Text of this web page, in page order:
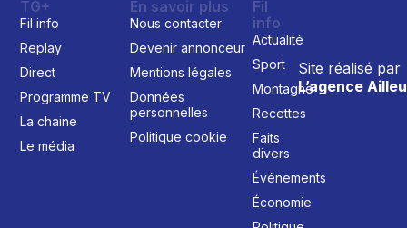
Site réalisé par
L’agence
TG+
Fil info
Replay
Direct
Programme TV
La chaine
Le média
En savoir plus
Nous contacter
Devenir annonceur
Mentions légales
Données
personnelles
Politique cookie
Fil
info
Actualité
Sport
Montagne
Recettes
Faits
divers
Événements
Économie